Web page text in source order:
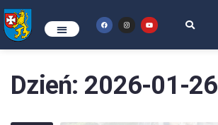
Dzień: 2026-01-26